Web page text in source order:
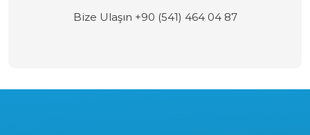
Bize Ulaşın +90 (541) 464 04 87